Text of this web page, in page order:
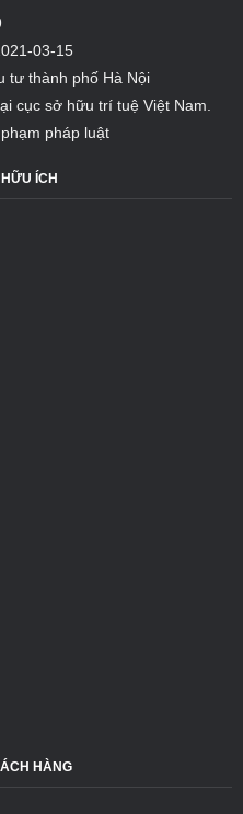
03-15
tư thành phố Hà Nội
cục sở hữu trí tuệ Việt Nam.
pháp luật
ÍCH
HÀNG